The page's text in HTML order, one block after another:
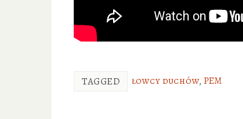
TAGGED łowcy duchów, PEM